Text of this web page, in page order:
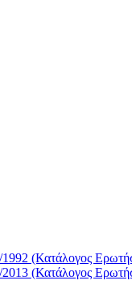
1992 (Κατάλογος
2013 (Κατάλογος